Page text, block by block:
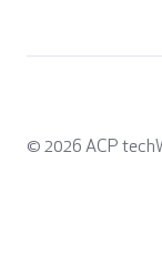
© 2026 ACP